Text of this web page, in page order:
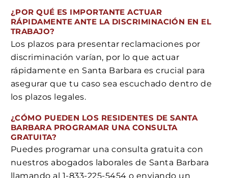
¿POR QUÉ ES IMPORTANTE ACTUAR
RÁPIDAMENTE ANTE LA DISCRIMINACIÓN EN EL
TRABAJO?
Los plazos para presentar reclamaciones por
discriminación varían, por lo que actuar
rápidamente en Santa Barbara es crucial para
asegurar que tu caso sea escuchado dentro de
los plazos legales.
¿CÓMO PUEDEN LOS RESIDENTES DE SANTA
BARBARA PROGRAMAR UNA CONSULTA
GRATUITA?
Puedes programar una consulta gratuita con
nuestros abogados laborales de Santa Barbara
llamando al 1-833-225-5454 o enviando un